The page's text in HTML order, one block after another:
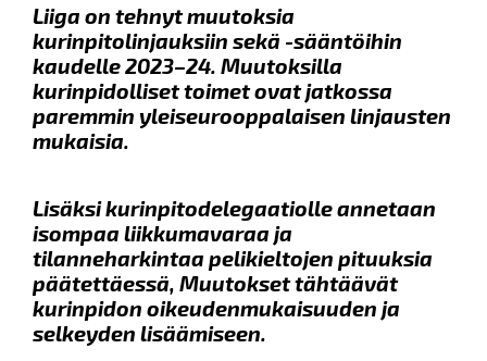
Liiga on tehnyt muutoksia
kurinpitolinjauksiin sekä -sääntöihin
kaudelle 2023–24. Muutoksilla
kurinpidolliset toimet ovat jatkossa
paremmin yleiseurooppalaisen linjausten
mukaisia.
Lisäksi kurinpitodelegaatiolle annetaan
isompaa liikkumavaraa ja
tilanneharkintaa pelikieltojen pituuksia
päätettäessä, Muutokset tähtäävät
kurinpidon oikeudenmukaisuuden ja
selkeyden lisäämiseen.